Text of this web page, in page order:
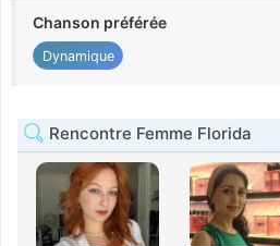
Chanson préférée
Dynamique
Rencontre Femme Florida